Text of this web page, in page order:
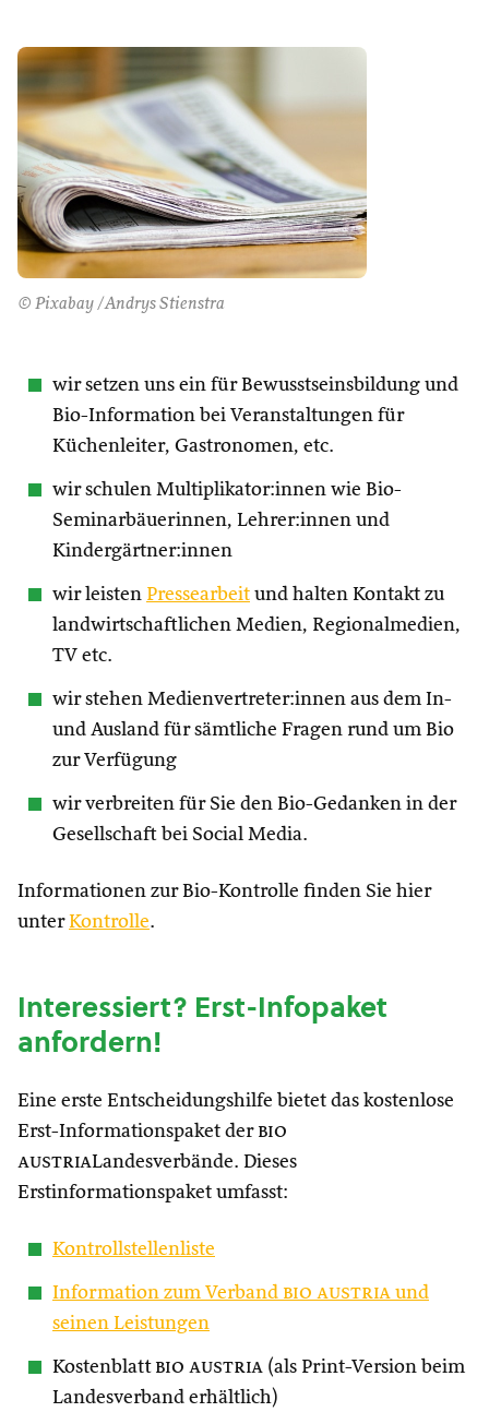
© Pixabay /Andrys Stienstra
wir setzen uns ein für Bewusstseinsbildung und
Bio-Information bei Veranstaltungen für
Küchenleiter, Gastronomen, etc.
wir schulen Multiplikator:innen wie Bio-
Seminarbäuerinnen, Lehrer:innen und
Kindergärtner:innen
wir leisten Pressearbeit und halten Kontakt zu
landwirtschaftlichen Medien, Regionalmedien,
TV etc.
wir stehen Medienvertreter:innen aus dem In-
und Ausland für sämtliche Fragen rund um Bio
zur Verfügung
wir verbreiten für Sie den Bio-Gedanken in der
Gesellschaft bei Social Media.
Informationen zur Bio-Kontrolle finden Sie hier
unterKontrolle.
Interessiert? Erst-Infopaket
anfordern!
Eine erste Entscheidungshilfe bietet das kostenlose
Erst-Informationspaket der bio
austriaLandesverbände. Dieses
Erstinformationspaket umfasst:
Kontrollstellenliste
Information zum Verband bio austria und
seinen Leistungen
Kostenblatt bio austria (als Print-Version beim
Landesverband erhältlich)